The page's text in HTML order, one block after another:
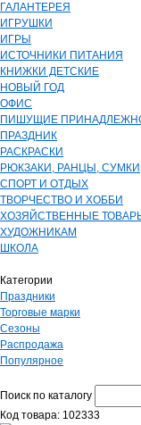
ГАЛАНТЕРЕЯ
ИГРУШКИ
ИГРЫ
ИСТОЧНИКИ ПИТАНИЯ
КНИЖКИ ДЕТСКИЕ
НОВЫЙ ГОД
ОФИС
ПИШУЩИЕ
ПРАЗДНИК
РАСКРАСКИ
РЮКЗАКИ, РАНЦЫ, СУМКИ
СПОРТ И ОТДЫХ
ТВОРЧЕСТВО И ХОББИ
ХОЗЯЙСТВЕННЫЕ
ХУДОЖНИКАМ
ШКОЛА
Категории
Праздники
Торговые марки
Сезоны
Распродажа
Популярное
Поиск по каталогу
Код товара: 102333